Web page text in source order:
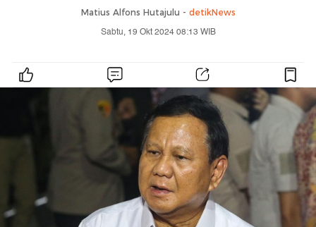
Matius Alfons Hutajulu - detikNews
Sabtu, 19 Okt 2024 08:13 WIB